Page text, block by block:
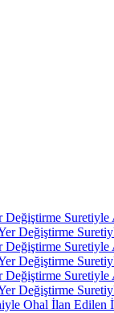
Değiştirme Suretiyle
Değiştirme
Değiştirme Suretiyle
Değiştirme
Değiştirme Suretiyle
Değiştirme
Ohal İlan Edilen